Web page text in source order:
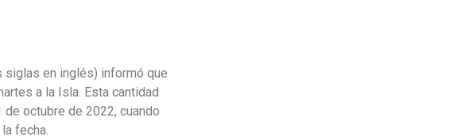
siglas en inglés) informó que
a la Isla. Esta cantidad
octubre de 2022, cuando
fecha.